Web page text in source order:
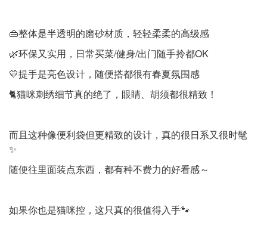
👜整体是半透明的磨砂材质，轻轻柔柔的高级感
🌿环保又实用，日常买菜/健身/出门随手拎都OK
💛提手是亮色设计，随便搭都很有春夏氛围感
🐈猫咪刺绣细节真的绝了，眼睛、胡须都很精致！
而且这种像便利袋但更精致的设计，真的很日系又很时髦
✨
随便往里面装点东西，都有种不费力的好看感～
如果你也是猫咪控，这只真的很值得入手🐾